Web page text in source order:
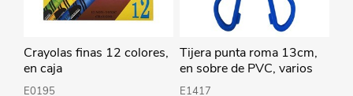
Crayolas finas 12 colores,
en caja
E0195
Tijera punta roma 13cm,
en sobre de PVC, varios
colores
E1417